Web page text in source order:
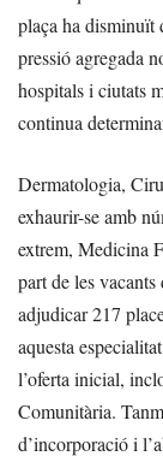
plaça ha disminuït
pressió agregada
hospitals i ciutats
continua
Dermatologia,
exhaurir-se amb
extrem, Medicina
part de les
adjudicar 217
aquesta
l’oferta inicial,
Comunitària.
d’incorporació i